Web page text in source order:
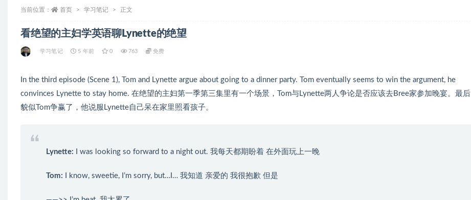
当前位置： 首页 学习笔记 正文
看绝望的主妇学英语聊Lynette的绝望
学习笔记 5 年前 0 763 免费
In the third episode (Scene 1), Tom and Lynette argue about going to a dinner party. Tom eventually seems to win the argument, he
convinces Lynette to stay home. 在绝望的主妇第一季第三集里有一个场景，Tom与Lynette两人争论是否应该去Bree家参加晚宴。最后
貌似Tom争赢了，他说服Lynette自己呆在家里照看孩子。
Lynette: I was looking so forward to a night out. 我每天都期盼着 在外面玩上一晚
Tom: I know, sweetie, I’m sorry, but…I… 我知道 亲爱的 我很抱歉 但是